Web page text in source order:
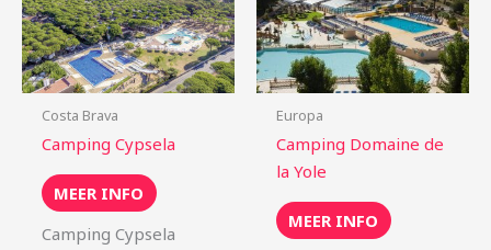
Costa Brava
Camping Cypsela
MEER INFO
Camping Cypsela
Europa
Camping Domaine de
la Yole
MEER INFO